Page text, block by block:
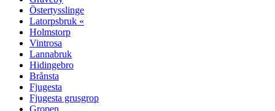
Östertysslinge
Latorpsbruk «
Holmstorp
Vintrosa
Lannabruk
Hidingebro
Brånsta
Fjugesta
Fjugesta grusgrop
Gropen